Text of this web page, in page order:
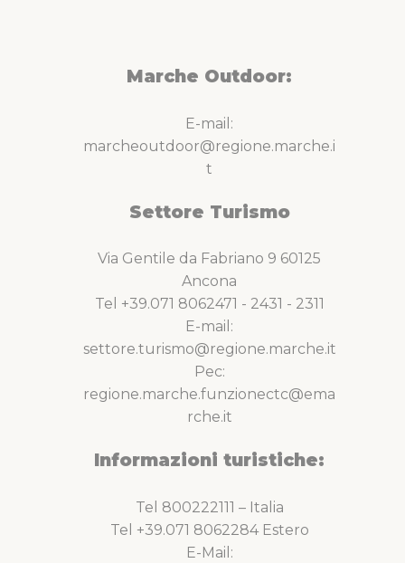
Marche Outdoor:
E-mail:
marcheoutdoor@regione.marche.i
t
Settore Turismo
Via Gentile da Fabriano 9 60125
Ancona
Tel +39.071 8062471 - 2431 - 2311
E-mail:
settore.turismo@regione.marche.it
Pec:
regione.marche.funzionectc@ema
rche.it
Informazioni turistiche:
Tel 800222111 – Italia
Tel +39.071 8062284 Estero
E-Mail: